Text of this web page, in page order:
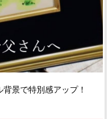
景で特別感アップ！